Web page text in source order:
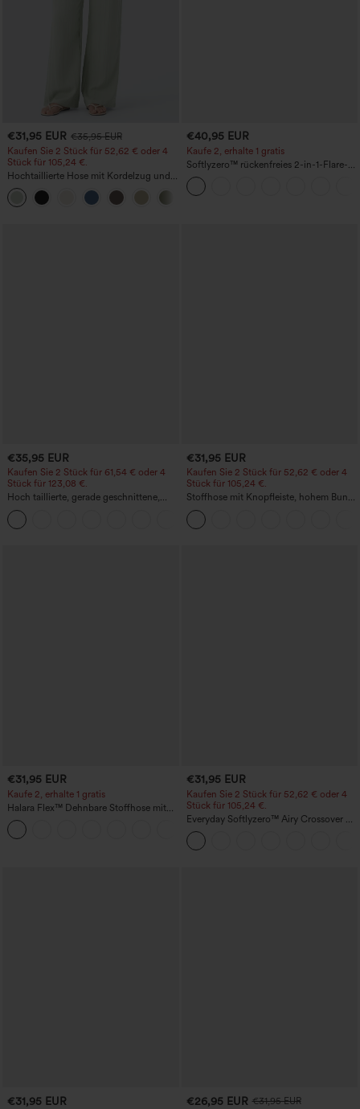
€31,95 EUR €35,95 EUR
Kaufen Sie 2 Stück für 52,62 € oder 4
Stück für 105,24 €.
Hochtaillierte Hose mit Kordelzug und
Taschen, weitem Bein, lässig und locker
in Leinenoptik
€40,95 EUR
Kaufe 2, erhalte 1 gratis
Softlyzero™ rückenfreies 2-in-1-Flare-
Trainingskleid – Wannabe – Easy Peezy
€35,95 EUR
Kaufen Sie 2 Stück für 61,54 € oder 4
Stück für 123,08 €.
Hoch taillierte, gerade geschnittene,
legere Leinen-Optik-Hose mit Taschen
€31,95 EUR
Kaufen Sie 2 Stück für 52,62 € oder 4
Stück für 105,24 €.
Stoffhose mit Knopfleiste, hohem Bund,
mehreren Taschen und geradem Bein
€31,95 EUR
Kaufe 2, erhalte 1 gratis
Halara Flex™ Dehnbare Stoffhose mit
hohem Bund und Seitentasche hinten
€31,95 EUR
Kaufen Sie 2 Stück für 52,62 € oder 4
Stück für 105,24 €.
Everyday Softlyzero™ Airy Crossover 2-
in-1-Mini-Tennisrock mit Seitentaschen-
Lucid-UPF50+
€31,95 EUR €26,95 EUR €31,95 EUR